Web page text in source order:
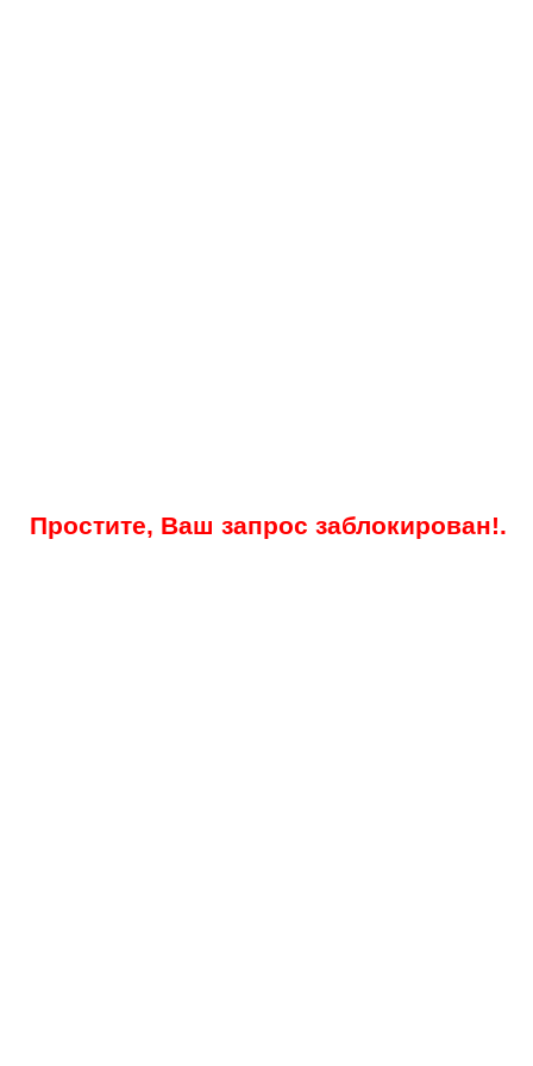
Простите, Ваш запрос заблокирован!.